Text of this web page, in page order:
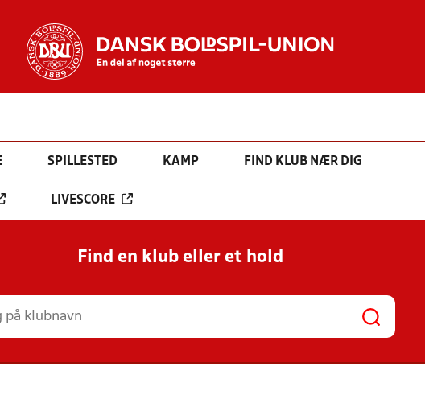
SPILLESTED KAMP FIND KLUB NÆR DIG
LIVESCORE
Find en klub eller et hold